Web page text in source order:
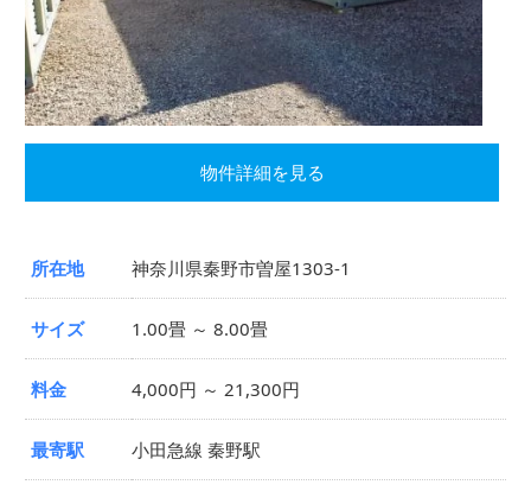
物件詳細を見る
所在地 神奈川県秦野市曽屋1303-1
サイズ 1.00畳 ～ 8.00畳
料金 4,000円 ～ 21,300円
最寄駅 小田急線 秦野駅